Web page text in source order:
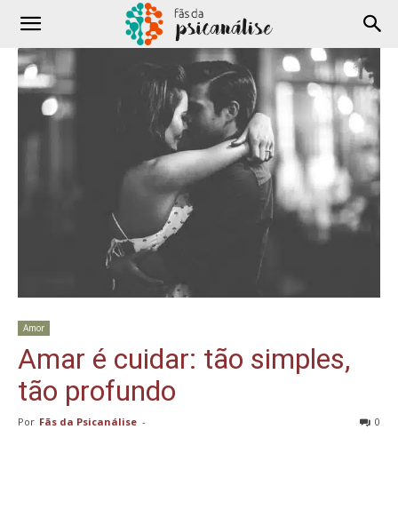
Amor
Amar é cuidar: tão simples,
tão profundo
Por Fãs da Psicanálise - 0